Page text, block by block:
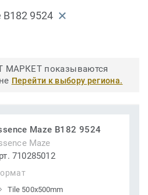
B182 9524
МАРКЕТ показываются
Перейти к выбору региона.
Maze B182 9524
Maze
710285012
Tile 500x500mm